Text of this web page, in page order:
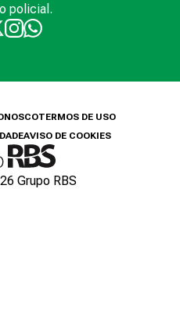
policial.
TERMOS DE USO
AVISO DE COOKIES
Grupo RBS